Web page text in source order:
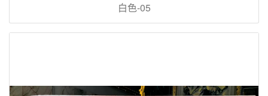
白色-05